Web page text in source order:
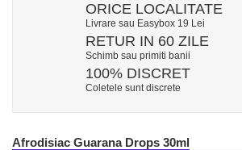
ORICE LOCALITATE
Livrare sau Easybox 19 Lei
RETUR IN 60 ZILE
Schimb sau primiti banii
100% DISCRET
Coletele sunt discrete
Afrodisiac Guarana Drops 30ml